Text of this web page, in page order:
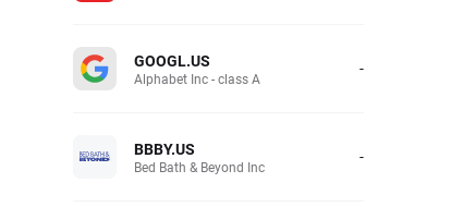
GOOGL.US
Alphabet Inc - class A -
BBBY.US
Bed Bath & Beyond Inc -